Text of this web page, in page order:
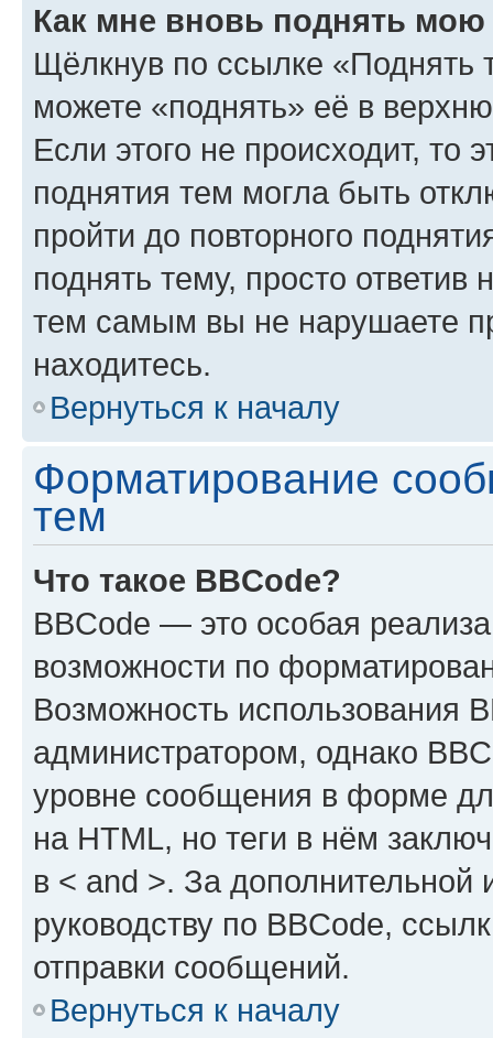
Как мне вновь поднять мою
Щёлкнув по ссылке «Поднять
можете «поднять» её в
Если этого не происходит, то
поднятия тем могла быть
пройти до повторного
поднять тему, просто ответив
тем самым вы не нарушаете
находитесь.
Вернуться к началу
Форматирование
тем
Что такое BBCode?
BBCode — это особая
возможности по
Возможность использования
администратором, однако
уровне сообщения в форме
на HTML, но теги в нём
в < and >. За
руководству по BBCode,
отправки сообщений.
Вернуться к началу